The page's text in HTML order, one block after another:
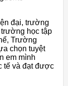
đại, trường
học tập
Trường
chọn tuyệt
em mình
tế và đạt được